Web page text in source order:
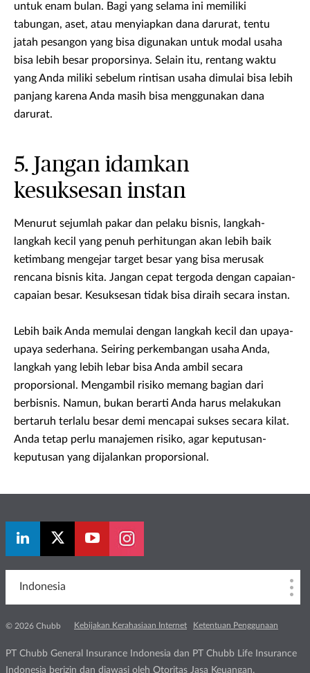
untuk enam bulan. Bagi yang selama ini memiliki
tabungan, aset, atau menyiapkan dana darurat, tentu
jatah pesangon yang bisa digunakan untuk modal usaha
bisa lebih besar proporsinya. Selain itu, rentang waktu
yang Anda miliki sebelum rintisan usaha dimulai bisa lebih
panjang karena Anda masih bisa menggunakan dana
darurat.
5. Jangan idamkan
kesuksesan instan
Menurut sejumlah pakar dan pelaku bisnis, langkah-
langkah kecil yang penuh perhitungan akan lebih baik
ketimbang mengejar target besar yang bisa merusak
rencana bisnis kita. Jangan cepat tergoda dengan capaian-
capaian besar. Kesuksesan tidak bisa diraih secara instan.
Lebih baik Anda memulai dengan langkah kecil dan upaya-
upaya sederhana. Seiring perkembangan usaha Anda,
langkah yang lebih lebar bisa Anda ambil secara
proporsional. Mengambil risiko memang bagian dari
berbisnis. Namun, bukan berarti Anda harus melakukan
bertaruh terlalu besar demi mencapai sukses secara kilat.
Anda tetap perlu manajemen risiko, agar keputusan-
keputusan yang dijalankan proporsional.
Indonesia
© 2026 Chubb Kebijakan Kerahasiaan Internet Ketentuan Penggunaan
PT Chubb General Insurance Indonesia dan PT Chubb Life Insurance
Indonesia berizin dan diawasi oleh Otoritas Jasa Keuangan.